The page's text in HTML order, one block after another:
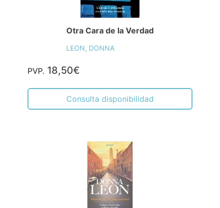
Otra Cara de la Verdad
LEON, DONNA
PVP. 18,50€
Consulta disponibilidad